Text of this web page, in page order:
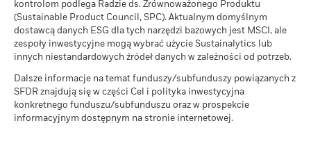
roponośnych jest obliczana i raportowana w przypadku spółek,
które uzyskują ponad 5% przychodów z węgla
energetycznego lub piasków roponośnych zgodnie
z kryteriami oceny ESG MSCI. Ekspozycja na spółki, które
uzyskują jakiekolwiek przychody z węgla energetycznego lub
piasków roponośnych (przy wartości progowej przychodów
0%) zgodnie z kryteriami oceny ESG MSCI, przedstawia się
następująco: Węgiel energetyczny 0,31%, piaski roponośne
0,00%.
kontrolom podlega Radzie ds. Zrównoważonego Produktu
(Sustainable Product Council, SPC). Aktualnym domyślnym
dostawcą danych ESG dla tych narzędzi bazowych jest MSCI, ale
zespoły inwestycyjne mogą wybrać użycie Sustainalytics lub
innych niestandardowych źródeł danych w zależności od potrzeb.
Dalsze informacje na temat funduszy/subfunduszy powiązanych z
SFDR znajdują się w części Cel i polityka inwestycyjna
konkretnego funduszu/subfunduszu oraz w prospekcie
informacyjnym dostępnym na stronie internetowej.